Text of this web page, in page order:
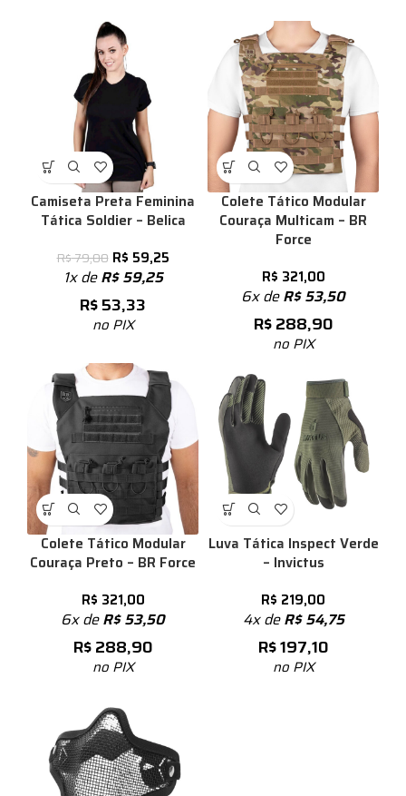
Camiseta Preta Feminina
Tática Soldier – Belica
R$79,00 R$ 59,25
1x deR$59,25
R$53,33
no PIX
Colete Tático Modular
Couraça Multicam – BR
Force
R$ 321,00
6x deR$53,50
R$288,90
no PIX
Colete Tático Modular
Couraça Preto – BR Force
R$ 321,00
6x deR$53,50
R$288,90
no PIX
Luva Tática Inspect Verde
– Invictus
R$ 219,00
4x deR$54,75
R$197,10
no PIX